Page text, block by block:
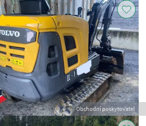
Obchodní poskytovatel